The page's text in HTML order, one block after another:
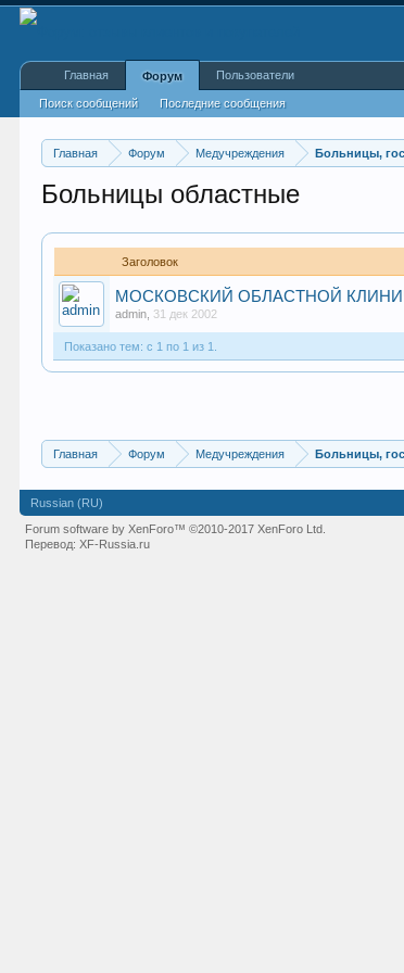
Главная Форум Медучреждения Больницы,
Больницы областные
Заголовок
МОСКОВСКИЙ ОБЛАСТНОЙ
admin 31 дек 2002
Показано тем: с 1 по 1 из 1.
Главная Форум Медучреждения Больницы,
Главная Форум
Поиск сообщений Последние сообщения
Пользователи
Russian (RU)
Forum software by XenForo™©2010-2017 XenForo Ltd.
Перевод:XF-Russia.ru